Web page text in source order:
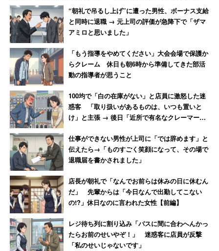
事だろ!」→妻には頭が上がらず
大人しくなる
なる」発言 激怒した男性、社
長を罵倒して退職【後編】
“朝礼で吊るし上げ”に遭った男性、ボーナス支給
と同時に退職 → 元上司の評価が急降下で「ザマ
アミロと思いました」
「もう指導をやめてください」大会会場で保護か
らクレーム 休日も朝6時から準備してきた部活
動の指導者が思うこと
100均で「白の在庫がない」と店員に激怒した迷
惑客 「取り扱いがあるものは、いつも置いと
け」と主張 → 後日「近所で有名なクレーマー」
仕事ができない男性が上司に「では辞めます」と
伝えたら→「ものすごく笑顔になって、その場で
退職届を書かされました」
店長が朝礼で「なんでお前らは休みの日に休むん
だ」 先輩からは「今日なんで出勤してこない
の!?」休日なのに言われた女性【前編】
レジ待ち列に割り込み「バスに間に合わへんかっ
たらお前のせいやぞ！」 迷惑客に店員が反撃
「私のせいじゃないです」